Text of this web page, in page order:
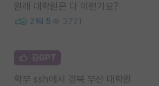
원래 대학원은 다 이런가요?
2 5 3721
김GPT
학부 ssh에서 경북 부산 대학원